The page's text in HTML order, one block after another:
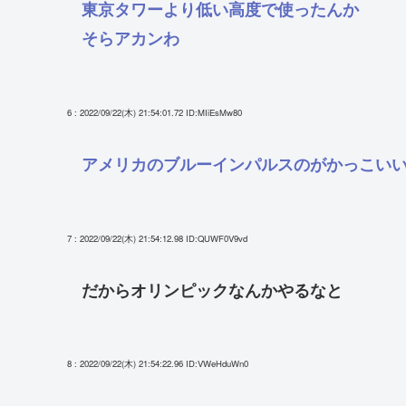
東京タワーより低い高度で使ったんか
そらアカンわ
6 : 2022/09/22(木) 21:54:01.72 ID:MIiEsMw80
アメリカのブルーインパルスのがかっこい
7 : 2022/09/22(木) 21:54:12.98 ID:QUWF0V9vd
だからオリンピックなんかやるなと
8 : 2022/09/22(木) 21:54:22.96 ID:VWeHduWn0